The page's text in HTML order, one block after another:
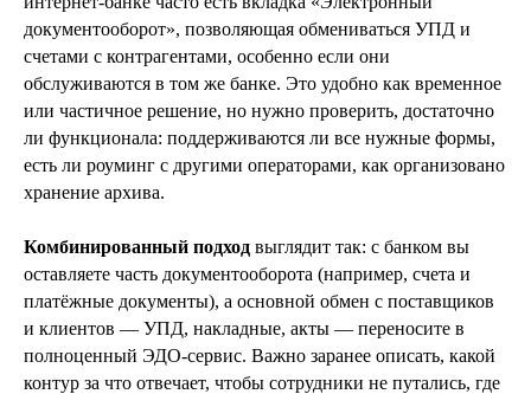
документооборот», позволяющая обмениваться УПД и
счетами с контрагентами, особенно если они
обслуживаются в том же банке. Это удобно как временное
или частичное решение, но нужно проверить, достаточно
ли функционала: поддерживаются ли все нужные формы,
есть ли роуминг с другими операторами, как организовано
хранение архива.
Комбинированный подход выглядит так: с банком вы
оставляете часть документооборота (например, счета и
платёжные документы), а основной обмен с поставщиков
и клиентов — УПД, накладные, акты — переносите в
полноценный ЭДО‑сервис. Важно заранее описать, какой
контур за что отвечает, чтобы сотрудники не путались, где